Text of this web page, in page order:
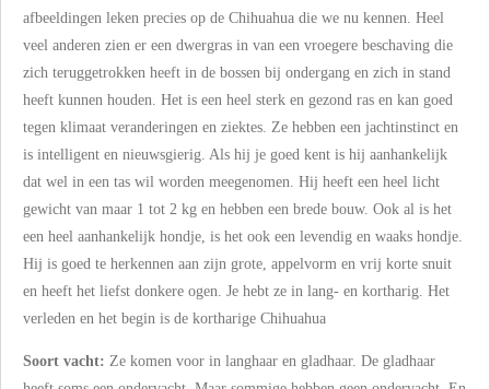
afbeeldingen leken precies op de Chihuahua die we nu kennen. Heel
veel anderen zien er een dwergras in van een vroegere beschaving die
zich teruggetrokken heeft in de bossen bij ondergang en zich in stand
heeft kunnen houden. Het is een heel sterk en gezond ras en kan goed
tegen klimaat veranderingen en ziektes. Ze hebben een jachtinstinct en
is intelligent en nieuwsgierig. Als hij je goed kent is hij aanhankelijk
dat wel in een tas wil worden meegenomen. Hij heeft een heel licht
gewicht van maar 1 tot 2 kg en hebben een brede bouw. Ook al is het
een heel aanhankelijk hondje, is het ook een levendig en waaks hondje.
Hij is goed te herkennen aan zijn grote, appelvorm en vrij korte snuit
en heeft het liefst donkere ogen. Je hebt ze in lang- en kortharig. Het
verleden en het begin is de kortharige Chihuahua
Soort vacht: Ze komen voor in langhaar en gladhaar. De gladhaar